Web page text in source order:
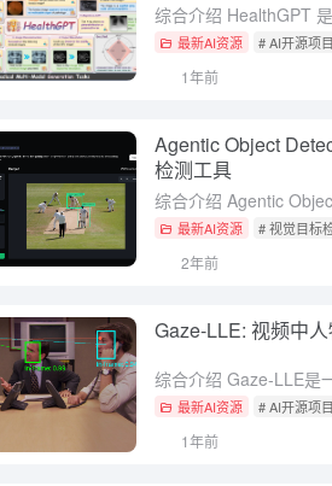
最新AI资源 # AI开源项目
1年前
Agentic Object
检测工具
最新AI资源 # 视觉目标
2年前
Gaze-LLE: 视频中
最新AI资源 # AI开源项目
1年前